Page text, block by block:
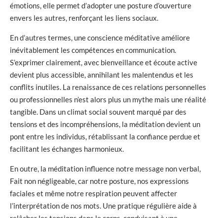
émotions, elle permet d’adopter une posture d’ouverture
envers les autres, renforçant les liens sociaux.
En d’autres termes, une conscience méditative améliore
inévitablement les compétences en communication.
S’exprimer clairement, avec bienveillance et écoute active
devient plus accessible, annihilant les malentendus et les
conflits inutiles. La renaissance de ces relations personnelles
ou professionnelles n’est alors plus un mythe mais une réalité
tangible. Dans un climat social souvent marqué par des
tensions et des incompréhensions, la méditation devient un
pont entre les individus, rétablissant la confiance perdue et
facilitant les échanges harmonieux.
En outre, la méditation influence notre message non verbal,
Fait non négligeable, car notre posture, nos expressions
faciales et même notre respiration peuvent affecter
l’interprétation de nos mots. Une pratique régulière aide à